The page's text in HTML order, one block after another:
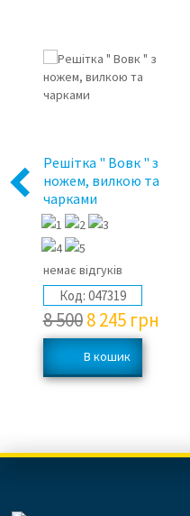
Previous
Решітка " Вовк " з
ножем, вилкою та
чарками
немає відгуків
Код: 047319
8 5008 245 грн